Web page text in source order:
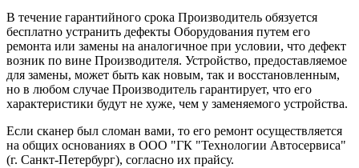
В течение гарантийного срока Производитель обязуется
бесплатно устранить дефекты Оборудования путем его
ремонта или замены на аналогичное при условии, что дефект
возник по вине Производителя. Устройство, предоставляемое
для замены, может быть как новым, так и восстановленным,
но в любом случае Производитель гарантирует, что его
характеристики будут не хуже, чем у заменяемого устройства.
Если сканер был сломан вами, то его ремонт осуществляется
на общих основаниях в ООО "ГК "Технологии Автосервиса"
(г. Санкт-Петербург), согласно их прайсу.